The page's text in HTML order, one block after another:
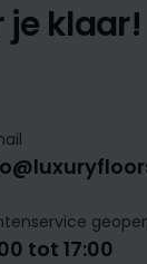
je klaar!
tot 17:00